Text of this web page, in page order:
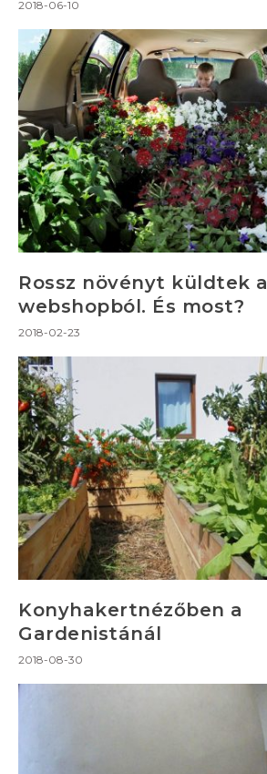
2018-06-10
Rossz növényt küldtek a
webshopból. És most?
2018-02-23
Konyhakertnézőben a
Gardenistánál
2018-08-30